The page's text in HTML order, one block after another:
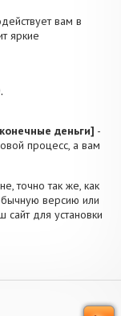
вам в
яркие
деньги] -
процесс, а вам
точно так же, как
версию или
для установки